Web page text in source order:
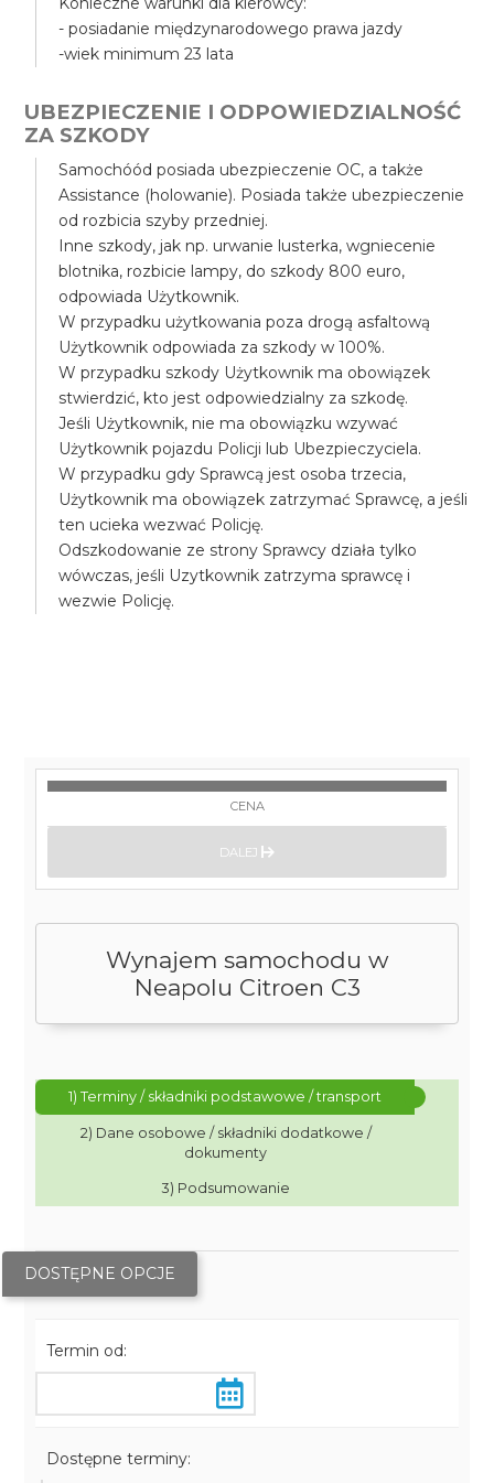
- posiadanie międzynarodowego prawa jazdy
-wiek minimum 23 lata
UBEZPIECZENIE I ODPOWIEDZIALNOŚĆ
ZA SZKODY
Samochóód posiada ubezpieczenie OC, a także
Assistance (holowanie). Posiada także ubezpieczenie
od rozbicia szyby przedniej.
Inne szkody, jak np. urwanie lusterka, wgniecenie
blotnika, rozbicie lampy, do szkody 800 euro,
odpowiada Użytkownik.
W przypadku użytkowania poza drogą asfaltową
Użytkownik odpowiada za szkody w 100%.
W przypadku szkody Użytkownik ma obowiązek
stwierdzić, kto jest odpowiedzialny za szkodę.
Jeśli Użytkownik, nie ma obowiązku wzywać
Użytkownik pojazdu Policji lub Ubezpieczyciela.
W przypadku gdy Sprawcą jest osoba trzecia,
Użytkownik ma obowiązek zatrzymać Sprawcę, a jeśli
ten ucieka wezwać Policję.
Odszkodowanie ze strony Sprawcy działa tylko
wówczas, jeśli Uzytkownik zatrzyma sprawcę i
wezwie Policję.
Wynajem samochodu w
Neapolu Citroen C3
1) Terminy / składniki podstawowe / transport
2) Dane osobowe / składniki dodatkowe /
dokumenty
3) Podsumowanie
DOSTĘPNE OPCJE
Termin od:
Dostępne terminy:
CENA
DALEJ